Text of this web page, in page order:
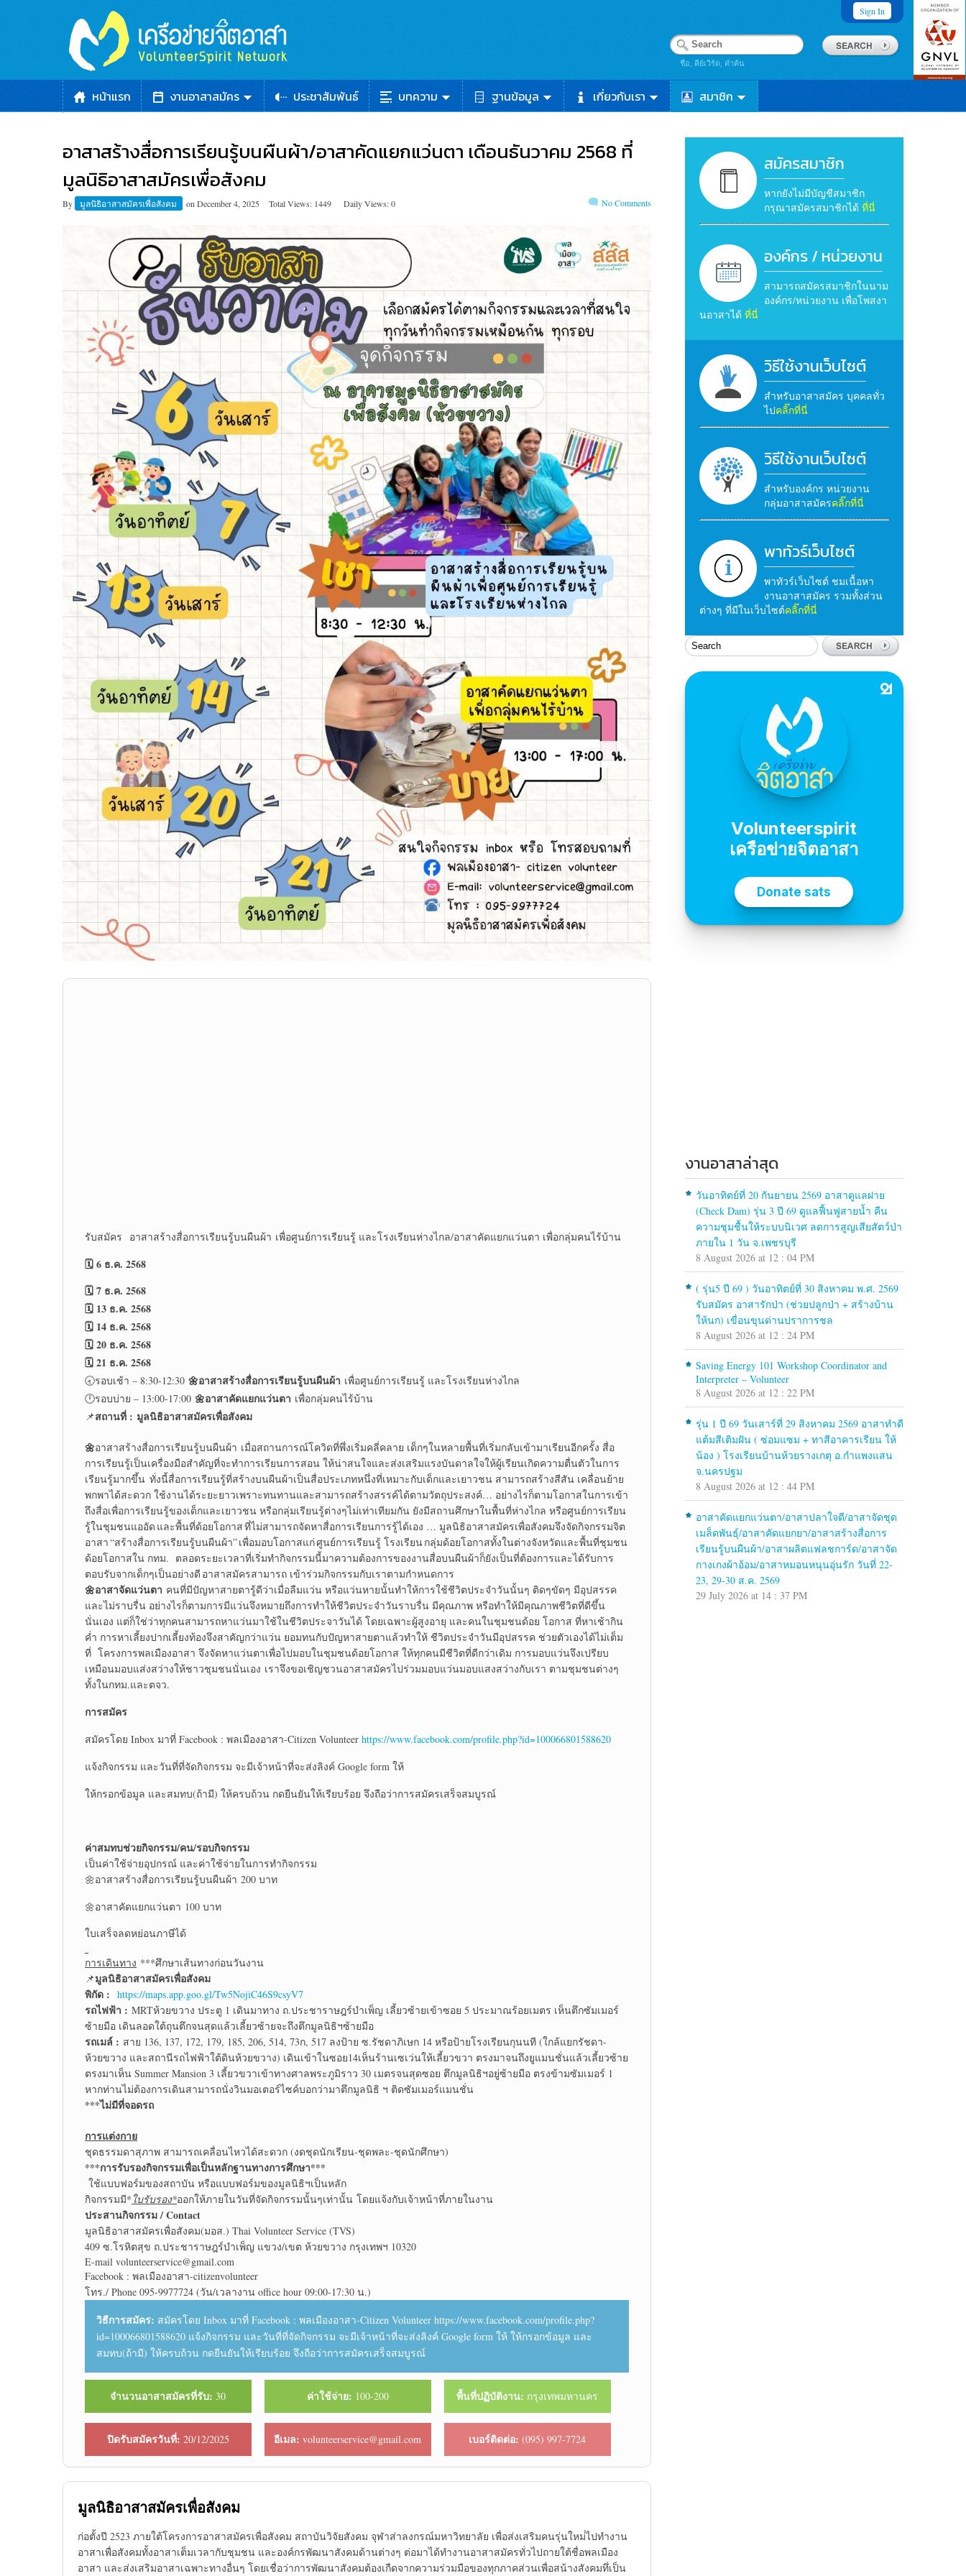
Sign In
ชื่อ, คีย์เวิร์ด, คำค้น
หน้าแรก งานอาสาสมัคร ประชาสัมพันธ์ บทความ ฐานข้อมูล เกี่ยวกับเรา สมาชิก
อาสาสร้างสื่อการเรียนรู้บนผืนผ้า/อาสาคัดแยกแว่นตา เดือนธันวาคม 2568 ที่
มูลนิธิอาสาสมัครเพื่อสังคม
By มูลนิธิอาสาสมัครเพื่อสังคม on December 4, 2025 Total Views: 1449 Daily Views: 0 No Comments
รับสมัคร อาสาสร้างสื่อการเรียนรู้บนผืนผ้า เพื่อศูนย์การเรียนรู้ และโรงเรียนห่างไกล/อาสาคัดแยกแว่นตา เพื่อกลุ่มคนไร้บ้าน
🗓️ 6 ธ.ค. 2568
🗓️ 7 ธ.ค. 2568
🗓️ 13 ธ.ค. 2568
🗓️ 14 ธ.ค. 2568
🗓️ 20 ธ.ค. 2568
🗓️ 21 ธ.ค. 2568
🕣รอบเช้า – 8:30-12:30 🌼อาสาสร้างสื่อการเรียนรู้บนผืนผ้า เพื่อศูนย์การเรียนรู้ และโรงเรียนห่างไกล
🕛รอบบ่าย – 13:00-17:00 🌼อาสาคัดแยกแว่นตา เพื่อกลุ่มคนไร้บ้าน
📌สถานที่ : มูลนิธิอาสาสมัครเพื่อสังคม
🌼อาสาสร้างสื่อการเรียนรู้บนผืนผ้า เมื่อสถานการณ์โควิดที่พึ่งเริ่มคลี่คลาย เด็กๆในหลายพื้นที่เริ่มกลับเข้ามาเรียนอีกครั้ง สื่อ
การเรียนรู้เป็นเครื่องมือสำคัญที่จะทำการเรียนการสอน ให้น่าสนใจและส่งเสริมแรงบันดาลใจให้ผู้เรียนเกิดความตื่นตัวในการ
เรียนรู้มากขึ้น ทั่งนี้สื่อการเรียนรู้ที่สร้างบนผืนผ้าเป็นสื่อประเภทหนึ่งที่เหมาะกับเด็กและเยาวชน สามารถสร้างสีสัน เคลื่อนย้าย
พกพาได้สะดวก ใช้งานได้ระยะยาวเพราะทนทานและสามารถสร้างสรรค์ได้ตามวัตถุประสงค์… อย่างไรก็ตามโอกาสในการเข้า
ถึงสื่อเพื่อการเรียนรู้ของเด็กและเยาวชน หรือกลุ่มเรียนรู้ต่างๆไม่เท่าเทียมกัน ยังมีสถานศึกษาในพื้นที่ห่างไกล หรือศูนย์การเรียน
รู้ในชุมชนแออัด และพื้นที่ด้อยโอกาส ที่ไม่สามารถจัดหาสื่อการเรียนการรู้ได้เอง … มูลนิธิอาสาสมัครเพื่อสังคมจึงจัดกิจกรรมจิต
อาสา “สร้างสื่อการเรียนรู้บนผืนผ้า” เพื่อมอบโอกาสแก่ ศูนย์การเรียนรู้ โรงเรียน กลุ่มด้อยโอกาสทั้งในต่างจังหวัดและพื้นที่ชุมชน
ด้อยโอกาสใน กทม. ตลอดระยะเวลาที่เริ่มทำกิจกรรมนี้มาความต้องการของงานสื่อบนผืนผ้าก็ยังเป็นที่ต้องการและได้รับการ
ตอบรับจากเด็กๆเป็นอย่างดี อาสาสมัครสามารถ เข้าร่วมกิจกรรมกับเราตามกำหนดการ
🌼อาสาจัดแว่นตา คนที่มีปัญหาสายตารู้ดีว่าเมื่อลืมแว่น หรือแว่นหายนั้นทำให้การใช้ชีวิตประจำวันนั้นๆ ติดๆขัดๆ มีอุปสรรค
และไม่ราบรื่น อย่างไรก็ตามการมีแว่นจึงหมายถึงการทำให้ชีวิตประจำวันราบรื่น มีคุณภาพ หรือทำให้มีคุณภาพชีวิตที่ดีขึ้น
นั่นเอง แต่ก็ใช่ว่าทุกคนสามารถหาแว่นมาใช้ในชีวิตประจาวันได้ โดยเฉพาะผู้สูงอายุ และคนในชุมชนด้อย โอกาส ที่หาเช้ากิน
ค่ำ การหาเลี้ยงปากเลี้ยงท้องจึงสาคัญกว่าแว่น ยอมทนกับปัญหาสายตาแล้วทำให้ ชีวิตประจำวันมีอุปสรรค ช่วยตัวเองได้ไม่เต็ม
ที่ โครงการพลเมืองอาสา จึงจัดหาแว่นตาเพื่อไปมอบในชุมชนด้อยโอกาส ให้ทุกคนมีชีวิตที่ดีกว่าเดิม การมอบแว่นจึงเปรียบ
เหมือนมอบแส่งสว่างให้ชาวชุมชนนั่นเอง เราจึงขอเชิญชวนอาสาสมัครไปร่วมมอบแว่นมอบแสงสว่างกับเรา ตามชุมชนต่างๆ
ทั้งในกทม.และตจว.
การสมัคร
สมัครโดย Inbox มาที่ Facebook : พลเมืองอาสา-Citizen Volunteer https://www.facebook.com/profile.php?id=100066801588620
แจ้งกิจกรรม และวันที่ที่จัดกิจกรรม จะมีเจ้าหน้าที่จะส่งลิงค์ Google form ให้
ให้กรอกข้อมูล และสมทบ(ถ้ามี) ให้ครบถ้วน กดยืนยันให้เรียบร้อย จึงถือว่าการสมัครเสร็จสมบูรณ์
ค่าสมทบช่วยกิจกรรม/คน/รอบกิจกรรม
เป็นค่าใช้จ่ายอุปกรณ์ และค่าใช้จ่ายในการทำกิจกรรม
🌼อาสาสร้างสื่อการเรียนรู้บนผืนผ้า 200 บาท
🌼อาสาคัดแยกแว่นตา 100 บาท
ใบเสร็จลดหย่อนภาษีได้
การเดินทาง ***ศึกษาเส้นทางก่อนวันงาน
📌มูลนิธิอาสาสมัครเพื่อสังคม
พิกัด : https://maps.app.goo.gl/Tw5NojiC46S9csyV7
รถไฟฟ้า : MRTห้วยขวาง ประตู 1 เดินมาทาง ถ.ประชาราษฎร์บำเพ็ญ เลี้ยวซ้ายเข้าซอย 5 ประมาณร้อยเมตร เห็นตึกซัมเมอร์
ซ้ายมือ เดินลอดใต้ถุนตึกจนสุดแล้วเลี้ยวซ้ายจะถึงตึกมูลนิธิฯซ้ายมือ
รถเมล์ : สาย 136, 137, 172, 179, 185, 206, 514, 73ก, 517 ลงป้าย ซ.รัชดาภิเษก 14 หรือป้ายโรงเรียนกุนนที (ใกล้แยกรัชดา-
ห้วยขวาง และสถานีรถไฟฟ้าใต้ดินห้วยขวาง) เดินเข้าในซอย14เห็นร้านเซเว่นให้เลี้ยวขวา ตรงมาจนถึงยูแมนชั่นแล้วเลี้ยวซ้าย
ตรงมาเห็น Summer Mansion 3 เลี้ยวขวาเข้าทางศาลพระภูมิราว 30 เมตรจนสุดซอย ตึกมูลนิธิฯอยู่ซ้ายมือ ตรงข้ามซัมเมอร์ 1
หากท่านไม่ต้องการเดินสามารถนั่งวินมอเตอร์ไซค์บอกว่ามาตึกมูลนิธิ ฯ ติดซัมเมอร์แมนชั่น
***ไม่มีที่จอดรถ
การแต่งกาย
ชุดธรรมดาสุภาพ สามารถเคลื่อนไหวได้สะดวก (งดชุดนักเรียน-ชุดพละ-ชุดนักศึกษา)
***การรับรองกิจกรรมเพื่อเป็นหลักฐานทางการศึกษา***
ใช้แบบฟอร์มของสถาบัน หรือแบบฟอร์มของมูลนิธิฯเป็นหลัก
กิจกรรมมี* ใบรับรอง*ออกให้ภายในวันที่จัดกิจกรรมนั้นๆเท่านั้น โดยแจ้งกับเจ้าหน้าที่ภายในงาน
ประสานกิจกรรม / Contact
มูลนิธิอาสาสมัครเพื่อสังคม(มอส.) Thai Volunteer Service (TVS)
409 ซ.โรหิตสุข ถ.ประชาราษฎร์บำเพ็ญ แขวง/เขต ห้วยขวาง กรุงเทพฯ 10320
E-mail volunteerservice@gmail.com
Facebook : พลเมืองอาสา-citizenvolunteer
โทร./ Phone 095-9977724 (วัน/เวลางาน office hour 09:00-17:30 น.)
วิธีการสมัคร: สมัครโดย Inbox มาที่ Facebook : พลเมืองอาสา-Citizen Volunteer https://www.facebook.com/profile.php?
id=100066801588620 แจ้งกิจกรรม และวันที่ที่จัดกิจกรรม จะมีเจ้าหน้าที่จะส่งลิงค์ Google form ให้ ให้กรอกข้อมูล และ
สมทบ(ถ้ามี) ให้ครบถ้วน กดยืนยันให้เรียบร้อย จึงถือว่าการสมัครเสร็จสมบูรณ์
จำนวนอาสาสมัครที่รับ: 30 ค่าใช้จ่าย: 100-200 พื้นที่ปฏิบัติงาน: กรุงเทพมหานคร
ปิดรับสมัครวันที่: 20/12/2025 อีเมล: volunteerservice@gmail.com เบอร์ติดต่อ: (095) 997-7724
มูลนิธิอาสาสมัครเพื่อสังคม
ก่อตั้งปี 2523 ภายใต้โครงการอาสาสมัครเพื่อสังคม สถาบันวิจัยสังคม จุฬาส่าลงกรณ์มหาวิทยาลัย เพื่อส่งเสริมคนรุ่นใหม่่ไปทำงาน
อาสาเพื่อสังคมทั้งอาสาเต็มเวลากับชุมชน และองค์กรพัฒนาสังคมด้านต่างๆ ต่อมาได้ทำงานอาสาสมัครทั่วไปถายใต้ชื่อพลเมือง
อาสา และส่งเสริมอาสาเฉพาะทางอื่นๆ โดยเชื่อว่าการพัฒนาสังคมต้องเกืดจากความร่วมมือของทุกภาคส่วนเพื่อสน้างสังคมทึ่เป็น
สมัครสมาชิก
หากยังไม่มีบัญชีสมาชิก
กรุณาสมัครสมาชิกได้ ที่นี่
องค์กร / หน่วยงาน
สามารถสมัครสมาชิกในนาม
องค์กร/หน่วยงาน เพื่อโพสงา
นอาสาได้ ที่นี่
วิธีใช้งานเว็บไซต์
สำหรับอาสาสมัคร บุคคลทั่ว
ไปคลิ๊กที่นี่
วิธีใช้งานเว็บไซต์
สำหรับองค์กร หน่วยงาน
กลุ่มอาสาสมัครคลิ๊กที่นี่
พาทัวร์เว็บไซต์
พาทัวร์เว็บไซต์ ชมเนื้อหา
งานอาสาสมัคร รวมทั้งส่วน
ต่างๆ ที่มีในเว็บไซต์คลิ๊กที่นี่
งานอาสาล่าสุด
วันอาทิตย์ที่ 20 กันยายน 2569 อาสาดูแลฝาย
(Check Dam) รุ่น 3 ปี 69 ดูแลฟื้นฟูสายน้ำ คืน
ความชุมชื้นให้ระบบนิเวศ ลดการสูญเสียสัตว์ป่า
ภายใน 1 วัน จ.เพชรบุรี
8 August 2026 at 12 : 04 PM
( รุ่น5 ปี 69 ) วันอาทิตย์ที่ 30 สิงหาคม พ.ศ. 2569
รับสมัคร อาสารักป่า (ช่วยปลูกป่า + สร้างบ้าน
ให้นก) เขื่อนขุนด่านปราการชล
8 August 2026 at 12 : 24 PM
Saving Energy 101 Workshop Coordinator and
Interpreter – Volunteer
8 August 2026 at 12 : 22 PM
รุ่น 1 ปี 69 วันเสาร์ที่ 29 สิงหาคม 2569 อาสาทำดี
แต้มสีเติมฝัน ( ซ่อมแซม + ทาสีอาคารเรียน ให้
น้อง ) โรงเรียนบ้านห้วยรางเกตุ อ.กำแพงแสน
จ.นครปฐม
8 August 2026 at 12 : 44 PM
อาสาคัดแยกแว่นตา/อาสาปลาใจดี/อาสาจัดชุด
เมล็ดพันธุ์/อาสาคัดแยกยา/อาสาสร้างสื่อการ
เรียนรู้บนผืนผ้า/อาสาผลิตแฟลชการ์ด/อาสาจัด
กางเกงผ้าอ้อม/อาสาหมอนหนุนอุ่นรัก วันที่ 22-
23, 29-30 ส.ค. 2569
29 July 2026 at 14 : 37 PM